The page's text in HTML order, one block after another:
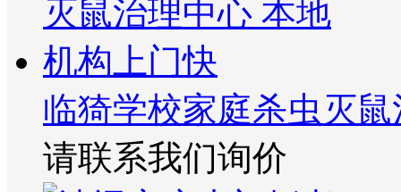
临猗学校家庭杀虫灭
请联系我们询价